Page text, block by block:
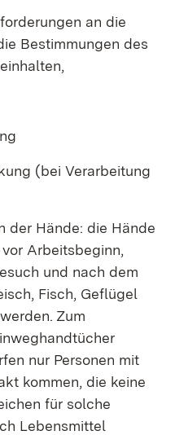
an die
Bestimmungen des
(bei Verarbeitung
der Hände: die Hände
Arbeitsbeginn,
und nach dem
Fisch, Geflügel
Zum
nur Personen mit
kommen, die keine
für solche
Lebensmittel